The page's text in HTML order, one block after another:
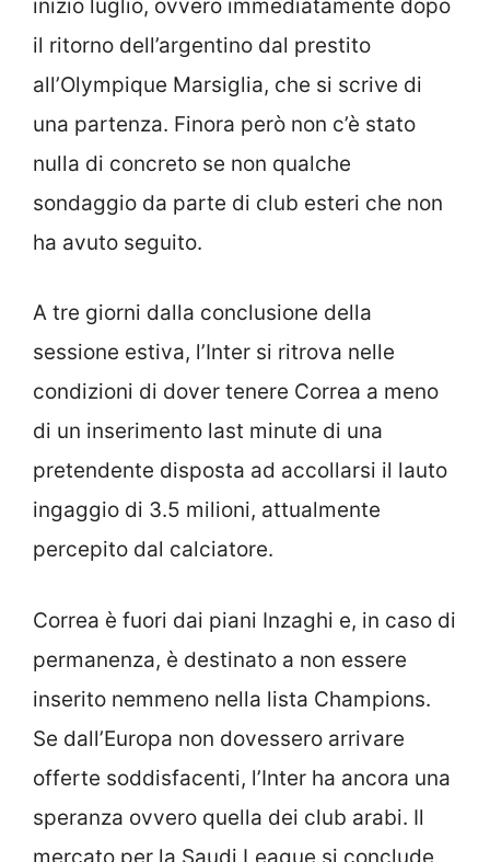
inizio luglio, ovvero immediatamente dopo
il ritorno dell’argentino dal prestito
all’Olympique Marsiglia, che si scrive di
una partenza. Finora però non c’è stato
nulla di concreto se non qualche
sondaggio da parte di club esteri che non
ha avuto seguito.
A tre giorni dalla conclusione della
sessione estiva, l’Inter si ritrova nelle
condizioni di dover tenere Correa a meno
di un inserimento last minute di una
pretendente disposta ad accollarsi il lauto
ingaggio di 3.5 milioni, attualmente
percepito dal calciatore.
Correa è fuori dai piani Inzaghi e, in caso di
permanenza, è destinato a non essere
inserito nemmeno nella lista Champions.
Se dall’Europa non dovessero arrivare
offerte soddisfacenti, l’Inter ha ancora una
speranza ovvero quella dei club arabi. Il
mercato per la Saudi League si conclude,